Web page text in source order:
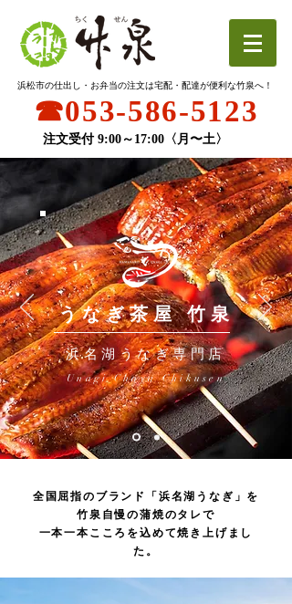
☎︎053-586-5123
注文受付 9:00～17:00〈月〜土〉
浜松市の仕出し・お弁当の注文は宅配・配達が便利な竹泉へ！
うなぎ茶屋 竹泉
浜名湖うなぎ専門店
Unagi Chaya Chikusen
全国屈指のブランド「浜名湖うなぎ」を
竹泉自慢の蒲焼のタレで
一本一本こころを込めて焼き上げまし
た。